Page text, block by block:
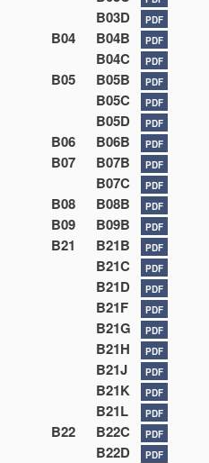
B03D PDF
B04 B04B PDF
B04C PDF
B05 B05B PDF
B05C PDF
B05D PDF
B06 B06B PDF
B07 B07B PDF
B07C PDF
B08 B08B PDF
B09 B09B PDF
B21 B21B PDF
B21C PDF
B21D PDF
B21F PDF
B21G PDF
B21H PDF
B21J PDF
B21K PDF
B21L PDF
B22 B22C PDF
B22D PDF